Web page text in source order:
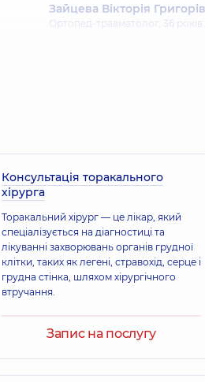
Зайцева Вікторія
Ортопед-травматолог, 36
Скобенко Євгеній
Романенко Дмитро
Ортопед-травматолог,8 років
Корєшков Дмитро
Ортопед-травматолог;
Консультація торакального
хірурга
Торакальний хірург — це лікар, який
спеціалізується на діагностиці та
лікуванні захворювань органів грудної
клітки, таких як легені, стравохід, серце і
грудна стінка, шляхом хірургічного
втручання.
Запис на послугу